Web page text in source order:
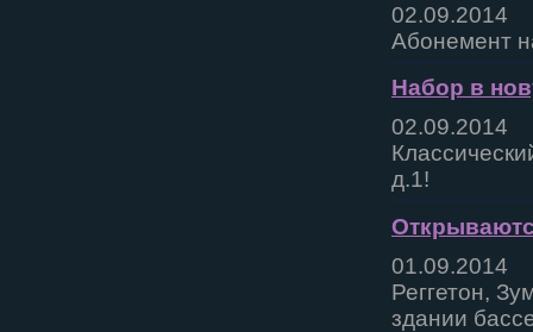
02.09.2014
Абонемент
Набор в
02.09.2014
д.1!
01.09.2014
Реггетон,
здании